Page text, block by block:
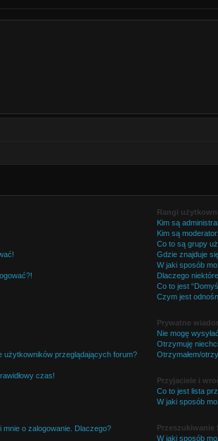
użytkowników przeglądających forum?
czas!
o zalogowanie. Dlaczego?
Rangi
Kim są
Kim są
Co to są grupy
Gdzie znajduje
W jaki sposób
Dlaczego
Co to jest
Czym jest
Prywatne
Nie mogę
Otrzymuję
Otrzymałem/
Przyjaciele i
Co to jest lista
W jaki sposób
Przeszukiwanie
W jaki sposób